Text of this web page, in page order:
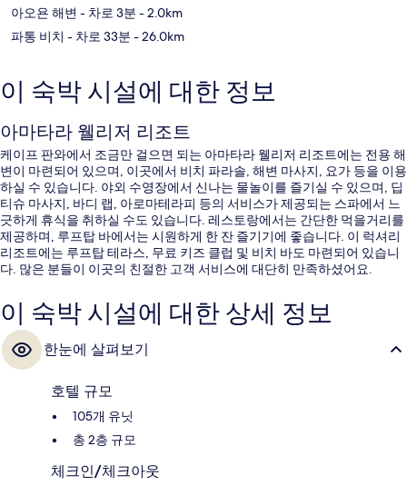
아오욘 해변 - 차로 3분 - 2.0km
파통 비치 - 차로 33분 - 26.0km
이 숙박 시설에 대한 정보
아마타라 웰리저 리조트
케이프 판와에서 조금만 걸으면 되는 아마타라 웰리저 리조트에는 전용 해
변이 마련되어 있으며, 이곳에서 비치 파라솔, 해변 마사지, 요가 등을 이용
하실 수 있습니다. 야외 수영장에서 신나는 물놀이를 즐기실 수 있으며, 딥
티슈 마사지, 바디 랩, 아로마테라피 등의 서비스가 제공되는 스파에서 느
긋하게 휴식을 취하실 수도 있습니다. 레스토랑에서는 간단한 먹을거리를
제공하며, 루프탑 바에서는 시원하게 한 잔 즐기기에 좋습니다. 이 럭셔리
리조트에는 루프탑 테라스, 무료 키즈 클럽 및 비치 바도 마련되어 있습니
다. 많은 분들이 이곳의 친절한 고객 서비스에 대단히 만족하셨어요.
이 숙박 시설에 대한 상세 정보
한눈에 살펴보기
호텔 규모
105개 유닛
총 2층 규모
체크인/체크아웃